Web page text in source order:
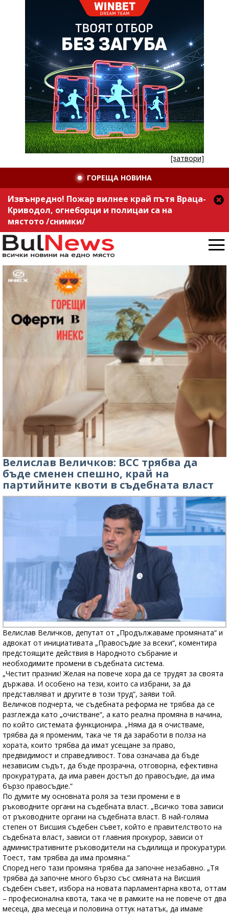
[затвори]
ГОРЕЩА НОВИНА
Извънредно! Пожар вилнее край пътя Враца-
Криводол, огнеборци и полицаи са на
мястото /снимки/
Велислав Величков: ВСС трябва да
бъде сменен спешно, край на
партийните квоти в съдебната власт
Велислав Величков, депутат от „Продължаваме промяната“ и
адвокат от инициативата „Правосъдие за всеки“, коментира
предстоящите действия в Народното събрание и
необходимите промени в съдебната система.
„Честит празник! Желая на повече хора да се трудят за своята
държава. И особено на тези, които са избрани, за да
представляват и другите в този труд“, заяви той.
Величков подчерта, че съдебната реформа не трябва да се
разглежда като „очистване“, а като реална промяна в начина,
по който системата функционира. „Няма да я очистваме,
трябва да я променим, така че тя да заработи в полза на
хората, които трябва да имат усещане за право,
предвидимост и справедливост. Това означава да бъде
независим съдът, да бъде прозрачна, отговорна, ефективна
прокуратурата, да има равен достъп до правосъдие, да има
бързо правосъдие.“
По думите му основната роля за тези промени е в
ръководните органи на съдебната власт. „Всичко това зависи
от ръководните органи на съдебната власт. В най-голяма
степен от Висшия съдебен съвет, който е правителството на
съдебната власт, зависи от главния прокурор, зависи от
административните ръководители на съдилища и прокуратури.
Тоест, там трябва да има промяна.“
Според него тази промяна трябва да започне незабавно. „Тя
трябва да започне много бързо със смяната на Висшия
съдебен съвет, избора на новата парламентарна квота, оттам
– професионална квота, така че в рамките на не повече от два
месеца, два месеца и половина оттук нататък, да имаме